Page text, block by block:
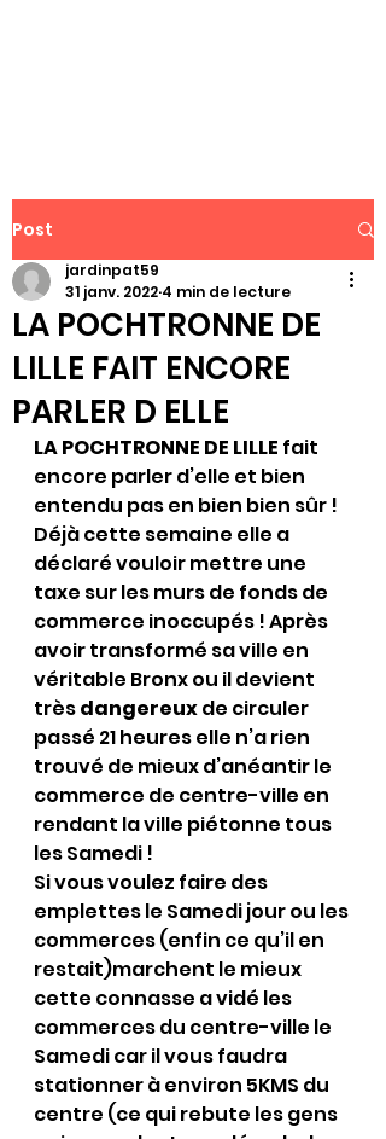
Post
LA POCHTRONNE DE
LILLE FAIT ENCORE
PARLER D ELLE
jardinpat59
31 janv. 2022 4 min de lecture
LA POCHTRONNE DE LILLE fait
encore parler d’elle et bien
entendu pas en bien bien sûr !
Déjà cette semaine elle a
déclaré vouloir mettre une
taxe sur les murs de fonds de
commerce inoccupés ! Après
avoir transformé sa ville en
véritable Bronx ou il devient
très dangereux de circuler
passé 21 heures elle n’a rien
trouvé de mieux d’anéantir le
commerce de centre-ville en
rendant la ville piétonne tous
les Samedi !
Si vous voulez faire des
emplettes le Samedi jour ou les
commerces (enfin ce qu’il en
restait)marchent le mieux
cette connasse a vidé les
commerces du centre-ville le
Samedi car il vous faudra
stationner à environ 5KMS du
centre (ce qui rebute les gens